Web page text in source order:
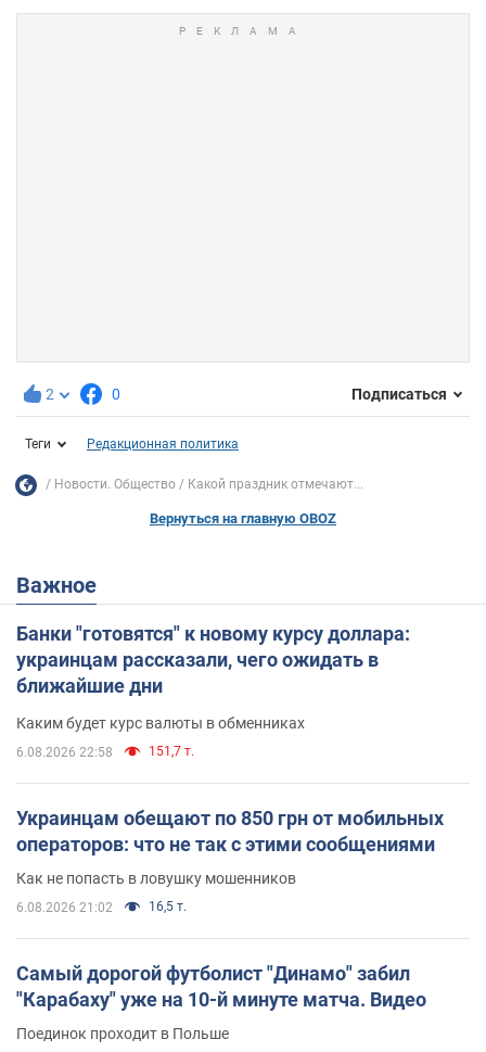
2 0 Подписаться
Теги Редакционная политика
Новости. Общество Какой праздник отмечают...
Вернуться на главную OBOZ
Важное
Банки "готовятся" к новому курсу доллара:
украинцам рассказали, чего ожидать в
ближайшие дни
Каким будет курс валюты в обменниках
6.08.2026 22:58 151,7 т.
Украинцам обещают по 850 грн от мобильных
операторов: что не так с этими сообщениями
Как не попасть в ловушку мошенников
6.08.2026 21:02 16,5 т.
Самый дорогой футболист "Динамо" забил
"Карабаху" уже на 10-й минуте матча. Видео
Поединок проходит в Польше